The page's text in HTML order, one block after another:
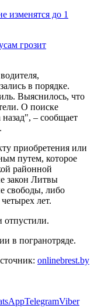
изменятся до 1
грозит
в порядке.
Выяснилось, что
О поиске
– сообщает
приобретения или
путем, которое
районной
закон Литвы
свободы, либо
лет.
отпустили.
в погранотряде.
onlinebrest.by
TelegramViber